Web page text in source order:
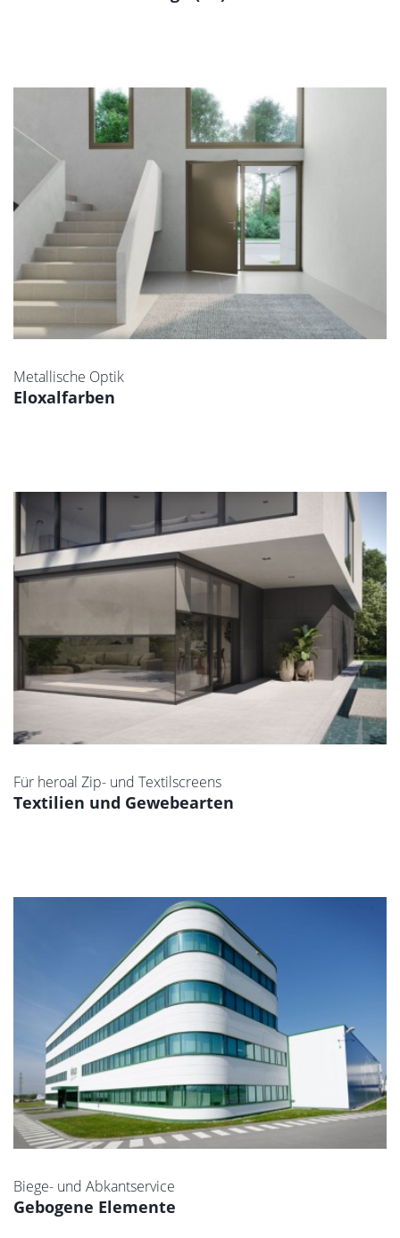
Metallische Optik
Eloxalfarben
Für heroal Zip- und Textilscreens
Textilien und Gewebearten
Biege- und Abkantservice
Gebogene Elemente